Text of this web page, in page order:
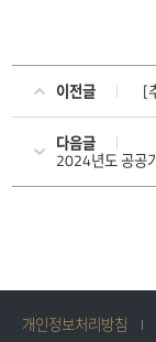
이전글 [
다음글
2024년도 공공
개인정보처리방침